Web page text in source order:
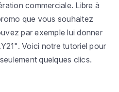
commerciale. Libre à
que vous souhaitez
par exemple lui donner
Voici notre tutoriel pour
quelques clics.